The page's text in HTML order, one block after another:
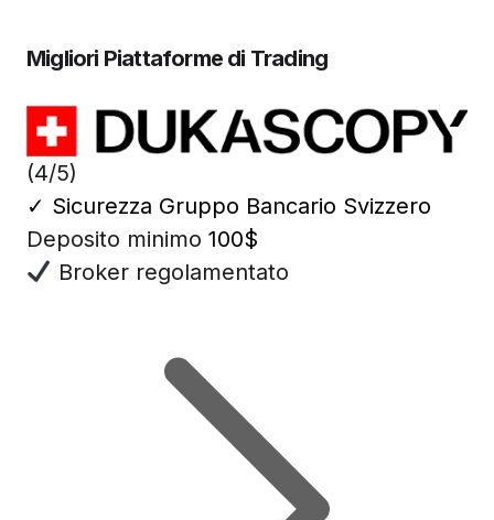
Migliori Piattaforme di Trading
(4/5)
✓ Sicurezza Gruppo Bancario Svizzero
Deposito minimo 100$
Broker regolamentato